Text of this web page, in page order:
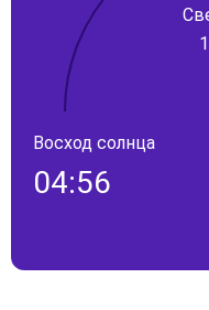
Восход солнца
04:56